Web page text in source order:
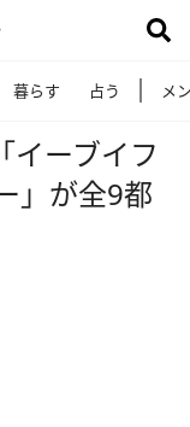
暮らす 占う メ
ーブイフ
」が全9都